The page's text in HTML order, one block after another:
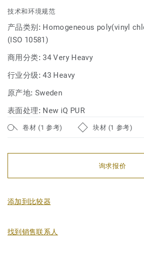
技术和环境规范
产品类别: Homogeneous poly(vinyl
(ISO 10581)
商用分类:34 Very Heavy
行业分级:43 Heavy
原产地: Sweden
表面处理: New iQ PUR
卷材 (1 参考) 块材 (1 参考)
询求报价
添加到比较器
找到销售联系人